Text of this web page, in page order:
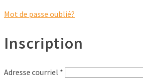
Mot de passe oublié?
Inscription
Adresse courriel *